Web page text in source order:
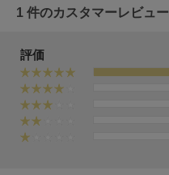
エトレトウキョウ
アイ
FILA
フィラ
1 件のカスタマーレビュー
評価